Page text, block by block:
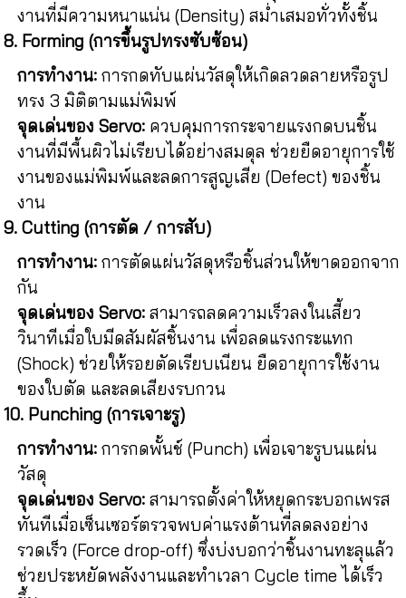
งานที่มีความหนาแน่น (Density) สม่ำเสมอทั่วทั้งชิ้น
8. Forming (การขึ้นรูปทรงซับซ้อน)
การทำงาน: การกดทับแผ่นวัสดุให้เกิดลวดลายหรือรูป
ทรง 3 มิติตามแม่พิมพ์
จุดเด่นของ Servo: ควบคุมการกระจายแรงกดบนชิ้น
งานที่มีพื้นผิวไม่เรียบได้อย่างสมดุล ช่วยยืดอายุการใช้
งานของแม่พิมพ์และลดการสูญเสีย (Defect) ของชิ้น
งาน
9. Cutting (การตัด / การสับ)
การทำงาน: การตัดแผ่นวัสดุหรือชิ้นส่วนให้ขาดออกจาก
กัน
จุดเด่นของ Servo: สามารถลดความเร็วลงในเสี้ยว
วินาทีเมื่อใบมีดสัมผัสชิ้นงาน เพื่อลดแรงกระแทก
(Shock) ช่วยให้รอยตัดเรียบเนียน ยืดอายุการใช้งาน
ของใบตัด และลดเสียงรบกวน
10. Punching (การเจาะรู)
การทำงาน: การกดพั้นช์ (Punch) เพื่อเจาะรูบนแผ่น
วัสดุ
จุดเด่นของ Servo: สามารถตั้งค่าให้หยุดกระบอกเพรส
ทันทีเมื่อเซ็นเซอร์ตรวจพบค่าแรงต้านที่ลดลงอย่าง
รวดเร็ว (Force drop-off) ซึ่งบ่งบอกว่าชิ้นงานทะลุแล้ว
ช่วยประหยัดพลังงานและทำเวลา Cycle time ได้เร็ว